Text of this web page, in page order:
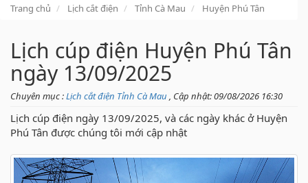
Trang chủ Lịch cắt điện Tỉnh Cà Mau Huyện Phú Tân
Lịch cúp điện Huyện Phú Tân
ngày 13/09/2025
Chuyên mục :Lịch cắt điện Tỉnh Cà Mau , Cập nhật: 09/08/2026 16:30
Lịch cúp điện ngày 13/09/2025, và các ngày khác ở Huyện
Phú Tân được chúng tôi mới cập nhật